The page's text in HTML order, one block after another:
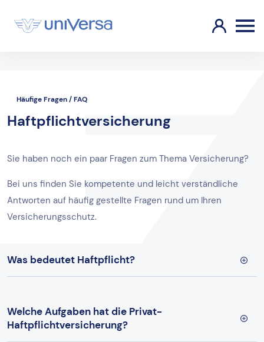
Häufige Fragen / FAQ
Haftpflichtversicherung
Sie haben noch ein paar Fragen zum Thema Versicherung?
Bei uns finden Sie kompetente und leicht verständliche
Antworten auf häufig gestellte Fragen rund um Ihren
Versicherungsschutz.
Was bedeutet Haftpflicht?
Welche Aufgaben hat die Privat-
Haftpflichtversicherung?